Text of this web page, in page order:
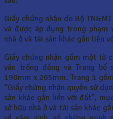
Giấy chứng nhận do Bộ
và được áp dụng trong
nhà ở và tài sản khác gắn liền
Giấy chứng nhận gồm một tờ
văn trống đồng và Trang
190mm x 265mm. Trang 1
“Giấy chứng nhận quyền sử
sản khác gắn liền với đất”,
sở hữu nhà ở và tài sản khác